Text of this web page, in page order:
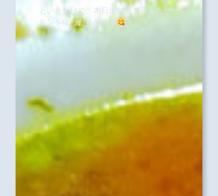
というわけで、本日の特売で買ったサー
モンを使った一品です